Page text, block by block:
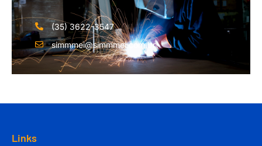
(35) 3622-3547
simmmei@simmmei.com.br
Links